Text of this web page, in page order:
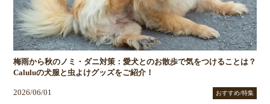
梅雨から秋のノミ・ダニ対策：愛犬とのお散歩で気をつけることは？
Caluluの犬服と虫よけグッズをご紹介！
2026/06/01 おすすめ/特集